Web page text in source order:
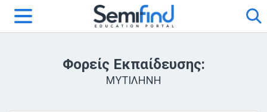
Φορείς Εκπαίδευσης:
ΜΥΤΙΛΗΝΗ